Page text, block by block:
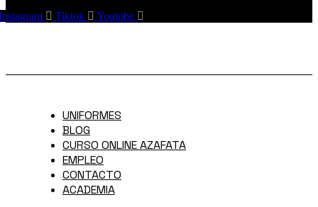
Tiktok Youtube
UNIFORMES
BLOG
CURSO ONLINE AZAFATA
EMPLEO
CONTACTO
ACADEMIA